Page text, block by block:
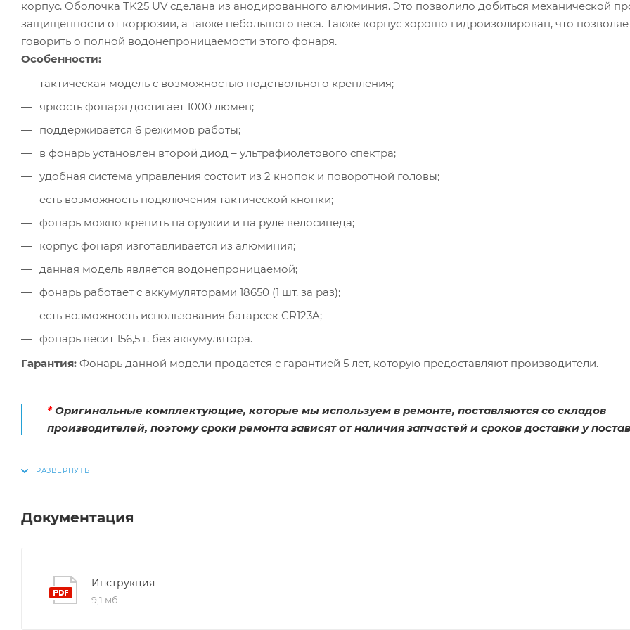
корпус. Оболочка TK25 UV сделана из анодированного алюминия. Это позволило добиться механической
защищенности от коррозии, а также небольшого веса. Также корпус хорошо гидроизолирован, что
говорить о полной водонепроницаемости этого фонаря.
Особенности:
тактическая модель с возможностью подствольного крепления;
яркость фонаря достигает 1000 люмен;
поддерживается 6 режимов работы;
в фонарь установлен второй диод – ультрафиолетового спектра;
удобная система управления состоит из 2 кнопок и поворотной головы;
есть возможность подключения тактической кнопки;
фонарь можно крепить на оружии и на руле велосипеда;
корпус фонаря изготавливается из алюминия;
данная модель является водонепроницаемой;
фонарь работает с аккумуляторами 18650 (1 шт. за раз);
есть возможность использования батареек CR123A;
фонарь весит 156,5 г. без аккумулятора.
Гарантия: Фонарь данной модели продается с гарантией 5 лет, которую предоставляют производители.
* Оригинальные комплектующие, которые мы используем в ремонте, поставляются со складов
производителей, поэтому сроки ремонта зависят от наличия запчастей и сроков доставки у
Документация
Инструкция
9,1 мб